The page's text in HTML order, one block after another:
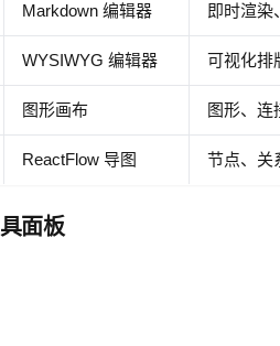
Markdown 编辑器 即时渲染
WYSIWYG 编辑器 可视化排
图形画布 图形、连
ReactFlow 导图 节点、关
面板